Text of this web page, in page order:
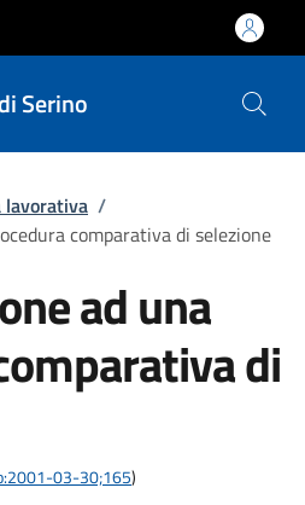
Serino
lavorativa /
comparativa di selezione
ad una
di
03-30;165)